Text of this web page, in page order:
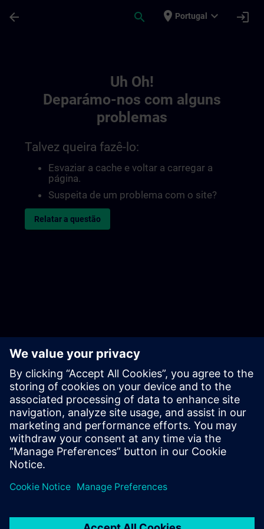
arrow_back search place Portugal expand_more login
Uh Oh!
Deparámo-nos com alguns
problemas
Talvez queira fazê-lo:
Esvaziar a cache e voltar a carregar a
página.
Suspeita de um problema com o site?
Relatar a questão